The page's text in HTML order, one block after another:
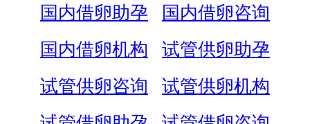
国内借卵助孕
国内借卵咨询
国内借卵机构
试管供卵助孕
试管供卵咨询
试管供卵机构